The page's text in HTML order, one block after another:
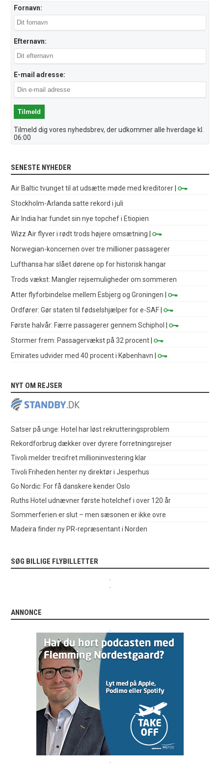
Fornavn:
Efternavn:
E-mail adresse:
Tilmeld dig vores nyhedsbrev, der udkommer alle hverdage kl.
06:00
SENESTE NYHEDER
Air Baltic tvunget til at udsætte møde med kreditorer |
Stockholm-Arlanda satte rekord i juli
Air India har fundet sin nye topchef i Etiopien
Wizz Air flyver i rødt trods højere omsætning |
Norwegian-koncernen over tre millioner passagerer
Lufthansa har slået dørene op for historisk hangar
Trods vækst: Mangler rejsemuligheder om sommeren
Atter flyforbindelse mellem Esbjerg og Groningen |
Ordfører: Gør staten til fødselshjælper for e-SAF |
Første halvår: Færre passagerer gennem Schiphol
|
Stormer frem: Passagervækst på 32 procent |
Emirates udvider med 40 procent i København |
NYT OM REJSER
Satser på unge: Hotel har løst rekrutteringsproblem
Rekordforbrug dækker over dyrere forretningsrejser
Tivoli melder trecifret millioninvestering klar
Tivoli Friheden henter ny direktør i Jesperhus
Go Nordic: For få danskere kender Oslo
Ruths Hotel udnævner første hotelchef i over 120 år
Sommerferien er slut – men sæsonen er ikke ovre
Madeira finder ny PR-repræsentant i Norden
SØG BILLIGE FLYBILLETTER
ANNONCE